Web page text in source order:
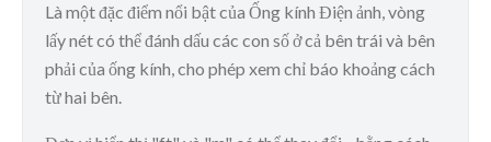
Là một đặc điểm nổi bật của Ống kính Điện ảnh, vòng
lấy nét có thể đánh dấu các con số ở cả bên trái và bên
phải của ống kính, cho phép xem chỉ báo khoảng cách
từ hai bên.